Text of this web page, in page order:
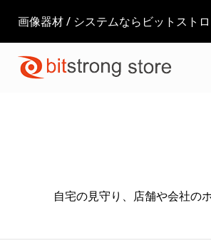
画像器材 / システムならビットスト
自宅の見守り、店舗や会社の